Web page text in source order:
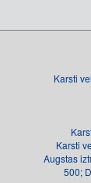
Karsti
Karsti
Augstas
500;